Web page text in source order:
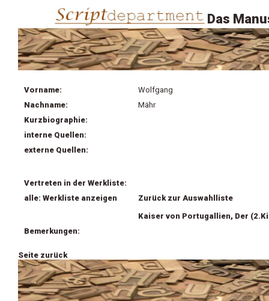
Das
Vorname:
Wolfgang
Nachname:
Mähr
Kurzbiographie:
interne Quellen:
externe Quellen:
Vertreten in der Werkliste:
alle: Werkliste anzeigen
Zurück zur Auswahlliste
Kaiser von Portugallien, Der
Bemerkungen:
Seite zurück